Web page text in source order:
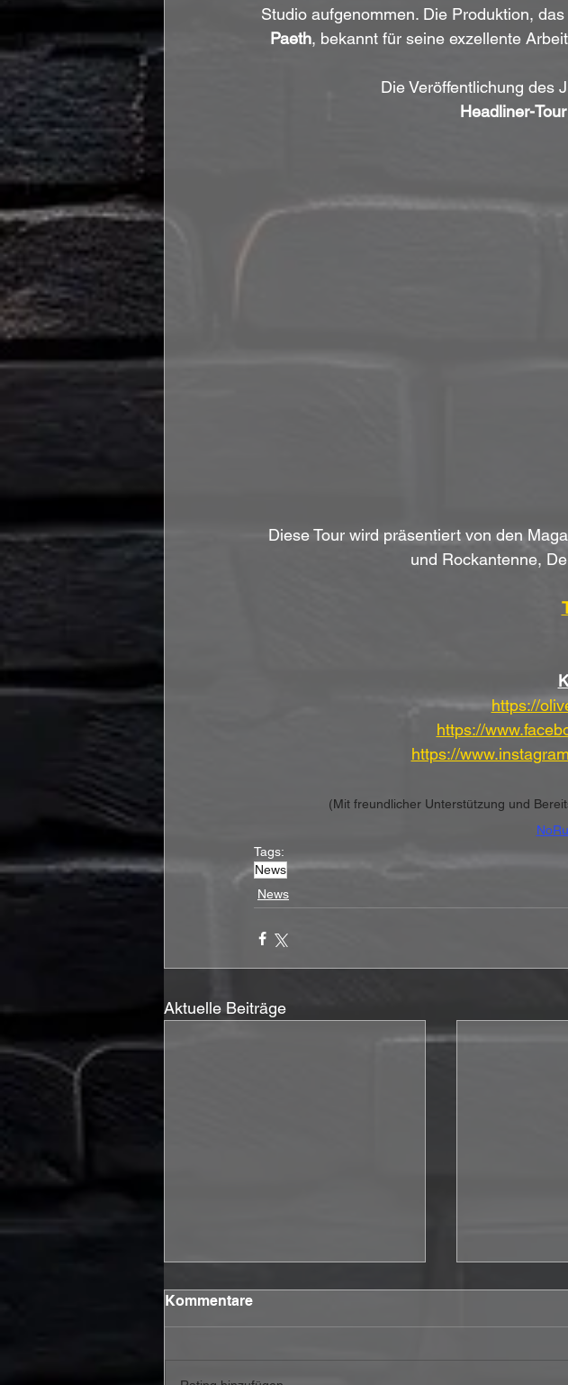
Studio aufgenommen. Die Produktion,
Paeth, bekannt für seine exzellente
Die Veröffentlichung des
Headliner-
Diese Tour wird präsentiert von den
und Rockantenne,
https://
https://
https://
(Mit freundlicher Unterstützung und
Tags:
News
News
Aktuelle Beiträge
Kommentare